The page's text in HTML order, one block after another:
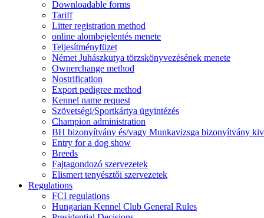
Downloadable forms
Tariff
Litter registration method
online alombejelentés menete
Teljesítményfüzet
Német Juhászkutya törzskönyvezésének menete
Ownerchange method
Nostrification
Export pedigree method
Kennel name request
Szövetségi/Sportkártya ügyintézés
Champion administration
BH bizonyítvány és/vagy Munkavizsga bizonyítvány
Entry for a dog show
Breeds
Fajtagondozó szervezetek
Elismert tenyésztői szervezetek
Regulations
FCI regulations
Hungarian Kennel Club General Rules